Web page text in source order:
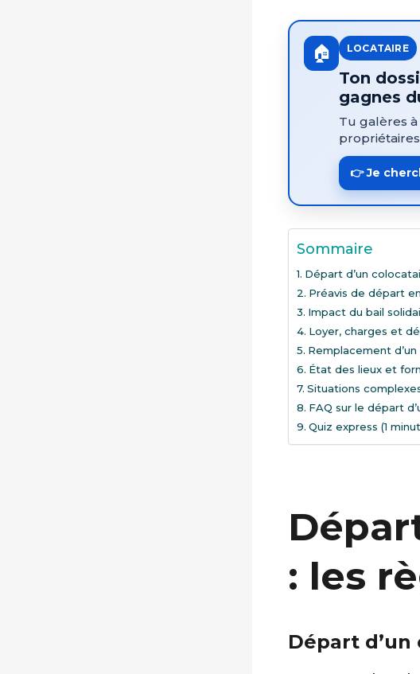
🏠 LOCATAIRE
Ton
gagnes
Tu galères
👉 Je
Sommaire
Départ d’un
Préavis de départ
Impact du bail
Loyer, charges et
Remplacement
État des lieux et
Situations
FAQ sur le départ
Quiz express (1
: les
Départ